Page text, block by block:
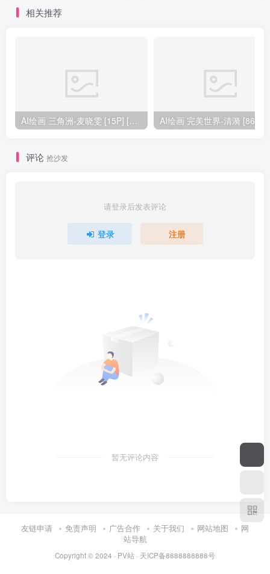
相关推荐
AI绘画 三角洲-麦晓雯 [15P] [57M]
评论 抢沙发
请登录后发表评论
登录 注册
暂无评论内容
友链申请 免责声明 广告合作 关于我们 网站地图
网
站导航
Copyright © 2024 · PV站 · 天ICP备8888888888号